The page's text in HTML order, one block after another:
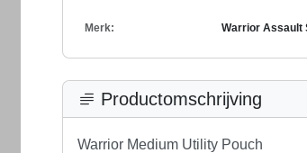
Merk: Warrior Assault
Productomschrijving
Warrior Medium Utility Pouch